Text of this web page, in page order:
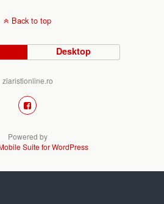
Back to top
Desktop
ziaristionline.ro
Powered by
Suite for WordPress